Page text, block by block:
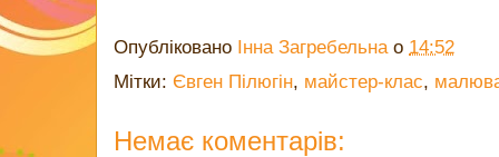
Опубліковано Інна Загребельна о 14:52
Мітки: Євген Пілюгін, майстер-клас,
Немає коментарів: